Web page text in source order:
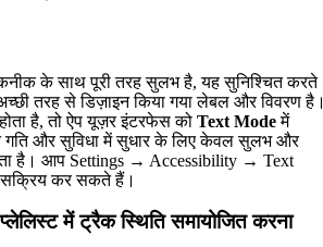
के साथ पूरी तरह सुलभ है, यह सुनिश्चित करते
तरह से डिज़ाइन किया गया लेबल और विवरण
है, तो ऐप यूज़र इंटरफेस को Text Modeमें
गति और सुविधा में सुधार के लिए केवल सुलभ और
है। आप Settings → Accessibility → Text
सक्रिय कर सकते हैं।
में ट्रैक स्थिति समायोजित करना